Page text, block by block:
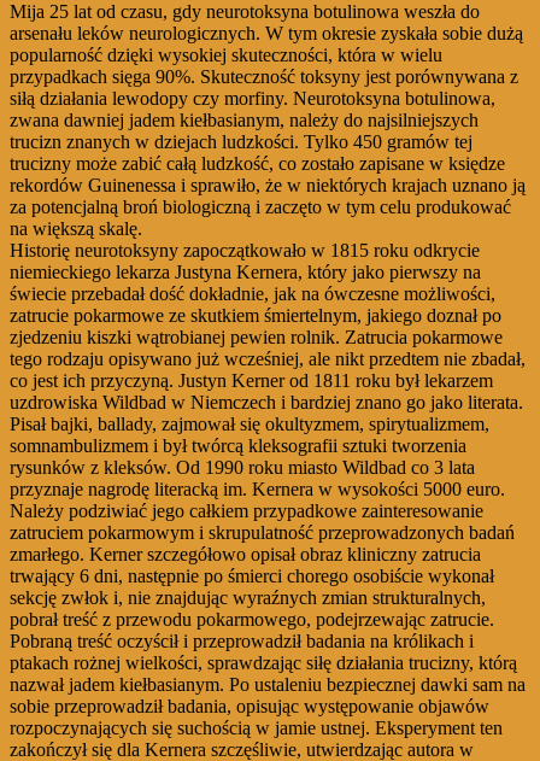
Mija 25 lat od czasu, gdy neurotoksyna botulinowa weszła do
arsenału leków neurologicznych. W tym okresie zyskała sobie dużą
popularność dzięki wysokiej skuteczności, która w wielu
przypadkach sięga 90%. Skuteczność toksyny jest porównywana z
siłą działania lewodopy czy morfiny. Neurotoksyna botulinowa,
zwana dawniej jadem kiełbasianym, należy do najsilniejszych
trucizn znanych w dziejach ludzkości. Tylko 450 gramów tej
trucizny może zabić całą ludzkość, co zostało zapisane w księdze
rekordów Guinenessa i sprawiło, że w niektórych krajach uznano ją
za potencjalną broń biologiczną i zaczęto w tym celu produkować
na większą skalę.
Historię neurotoksyny zapoczątkowało w 1815 roku odkrycie
niemieckiego lekarza Justyna Kernera, który jako pierwszy na
świecie przebadał dość dokładnie, jak na ówczesne możliwości,
zatrucie pokarmowe ze skutkiem śmiertelnym, jakiego doznał po
zjedzeniu kiszki wątrobianej pewien rolnik. Zatrucia pokarmowe
tego rodzaju opisywano już wcześniej, ale nikt przedtem nie zbadał,
co jest ich przyczyną. Justyn Kerner od 1811 roku był lekarzem
uzdrowiska Wildbad w Niemczech i bardziej znano go jako literata.
Pisał bajki, ballady, zajmował się okultyzmem, spirytualizmem,
somnambulizmem i był twórcą kleksografii sztuki tworzenia
rysunków z kleksów. Od 1990 roku miasto Wildbad co 3 lata
przyznaje nagrodę literacką im. Kernera w wysokości 5000 euro.
Należy podziwiać jego całkiem przypadkowe zainteresowanie
zatruciem pokarmowym i skrupulatność przeprowadzonych badań
zmarłego. Kerner szczegółowo opisał obraz kliniczny zatrucia
trwający 6 dni, następnie po śmierci chorego osobiście wykonał
sekcję zwłok i, nie znajdując wyraźnych zmian strukturalnych,
pobrał treść z przewodu pokarmowego, podejrzewając zatrucie.
Pobraną treść oczyścił i przeprowadził badania na królikach i
ptakach rożnej wielkości, sprawdzając siłę działania trucizny, którą
nazwał jadem kiełbasianym. Po ustaleniu bezpiecznej dawki sam na
sobie przeprowadził badania, opisując występowanie objawów
rozpoczynających się suchością w jamie ustnej. Eksperyment ten
zakończył się dla Kernera szczęśliwie, utwierdzając autora w